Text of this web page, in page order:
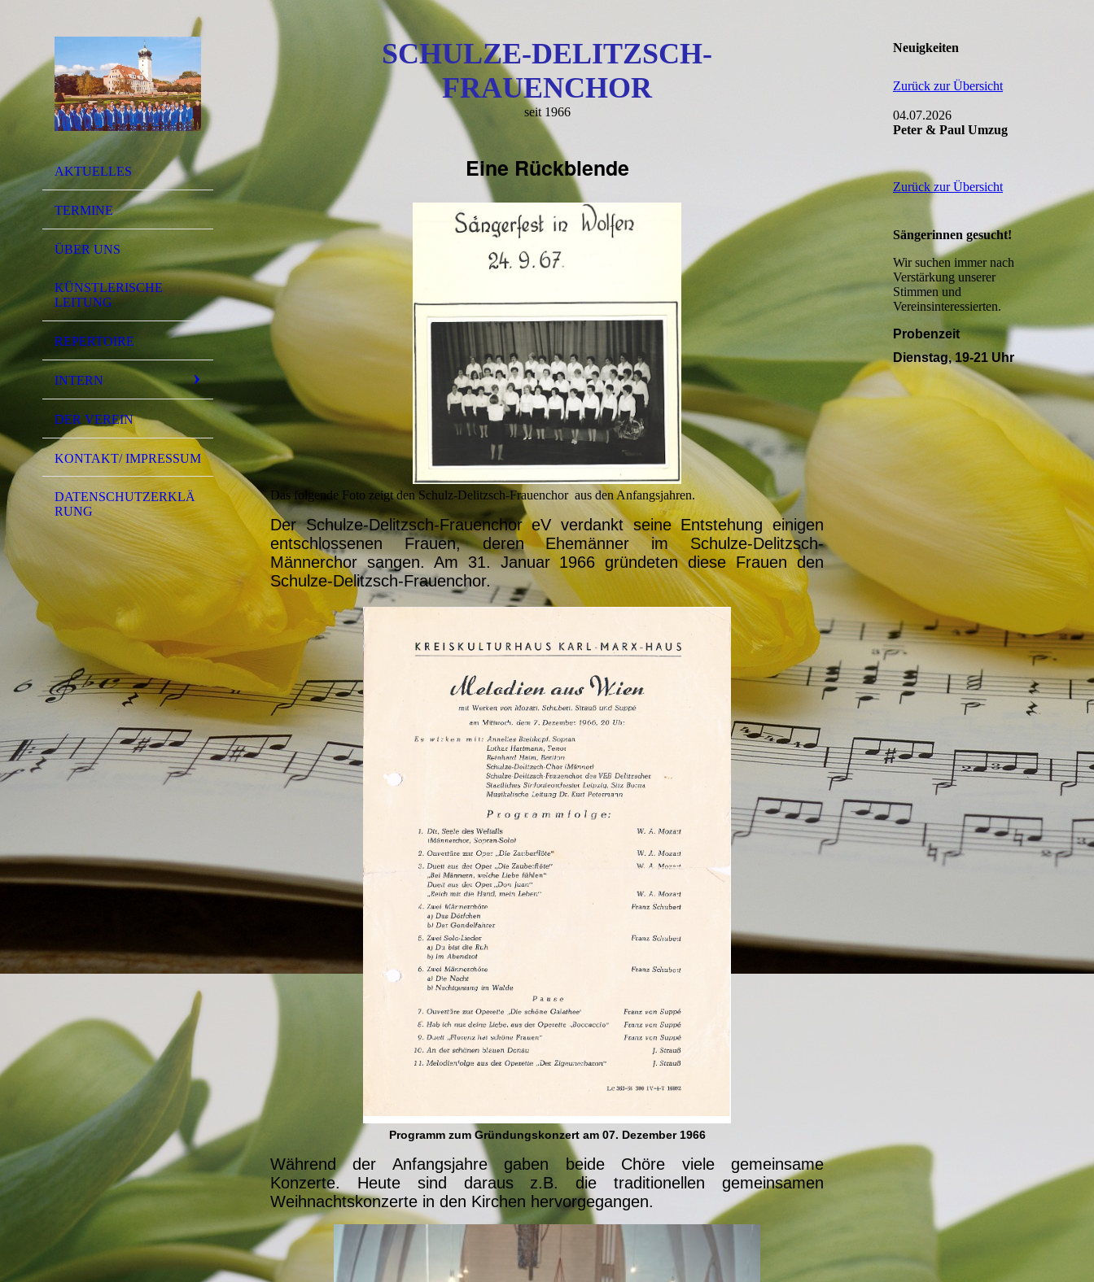
AKTUELLES
TERMINE
ÜBER UNS
KÜNSTLERISCHE
LEITUNG
REPERTOIRE
INTERN
DER VEREIN
KONTAKT/ IMPRESSUM
DATENSCHUTZERKLÄ
RUNG
SCHULZE-DELITZSCH-
FRAUENCHOR
seit 1966
Eine Rückblende
Das folgende Foto zeigt den Schulz-Delitzsch-Frauenchor aus den Anfangsjahren.
Der Schulze-Delitzsch-Frauenchor eV verdankt seine Entstehung einigen
entschlossenen Frauen, deren Ehemänner im Schulze-Delitzsch-
Männerchor sangen. Am 31. Januar 1966 gründeten diese Frauen den
Schulze-Delitzsch-Frauenchor.
Programm zum Gründungskonzert am 07. Dezember 1966
Während der Anfangsjahre gaben beide Chöre viele gemeinsame
Konzerte. Heute sind daraus z.B. die traditionellen gemeinsamen
Weihnachtskonzerte in den Kirchen hervorgegangen.
Neuigkeiten
Zurück zur Übersicht
04.07.2026
Peter & Paul Umzug
Zurück zur Übersicht
Sängerinnen gesucht!
Wir suchen immer nach
Verstärkung unserer
Stimmen und
Vereinsinteressierten.
Probenzeit
Dienstag, 19-21 Uhr